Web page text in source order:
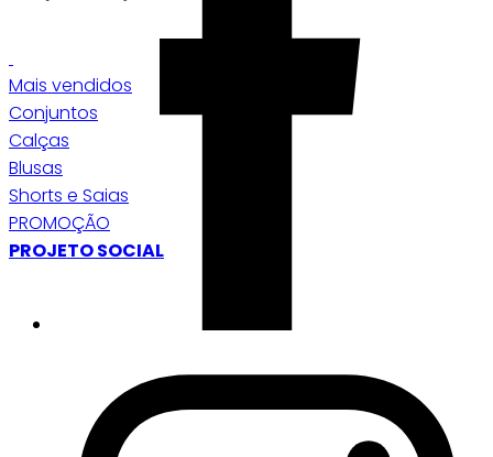
Mais vendidos
Conjuntos
Calças
Blusas
Shorts e Saias
PROMOÇÃO
PROJETO SOCIAL